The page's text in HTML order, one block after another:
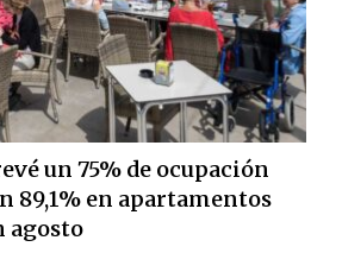
un 75% de ocupación
89,1% en apartamentos
agosto